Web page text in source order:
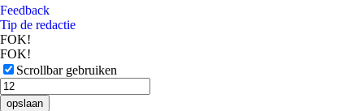
Feedback
Tip de redactie
FOK!
FOK!
Scrollbar gebruiken
opslaan